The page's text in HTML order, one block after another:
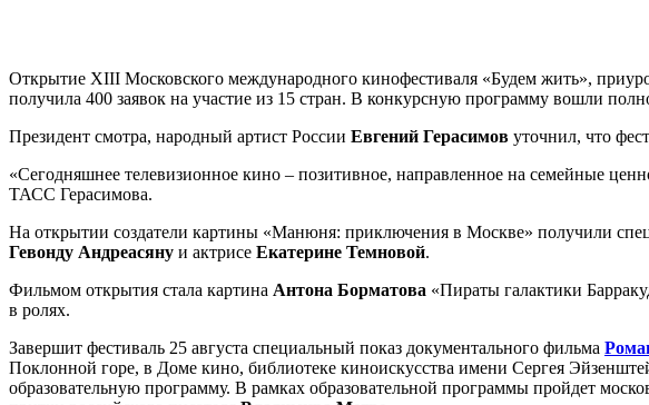
Открытие ХIII Московского международного кинофестиваля «Будем жить»,
получила 400 заявок на участие из 15 стран. В конкурсную программу вошли
Президент смотра, народный артист России Евгений Герасимов уточнил, что
«Сегодняшнее телевизионное кино – позитивное, направленное на семейные
ТАСС Герасимова.
На открытии создатели картины «Манюня: приключения в Москве» получили
Гевонду Андреасяну и актрисе Екатерине Темновой.
Фильмом открытия стала картина Антона Борматова «Пираты галактики
в ролях.
Завершит фестиваль 25 августа специальный показ документального фильма
Поклонной горе, в Доме кино, библиотеке киноискусства имени Сергея
образовательную программу. В рамках образовательной программы пройдет